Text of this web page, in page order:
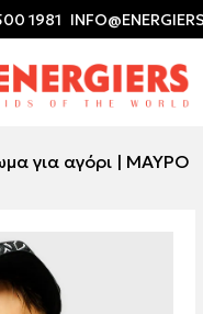
1981
για αγόρι | ΜΑΥΡΟ